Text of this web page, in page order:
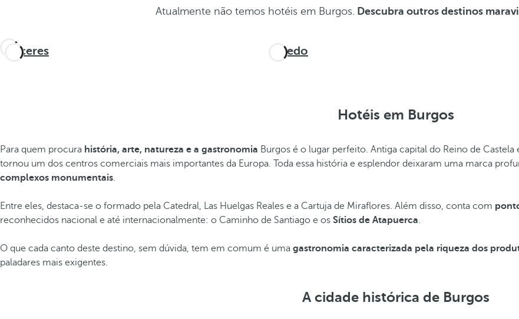
Atualmente não temos hotéis em Burgos. Descubra outros destinos
Cáceres Oviedo
Hotéis em Burgos
Para quem procura história, arte, natureza e a gastronomia Burgos é o lugar perfeito. Antiga capital do Reino de
tornou um dos centros comerciais mais importantes da Europa. Toda essa história e esplendor deixaram uma marca
complexos monumentais.
Entre eles, destaca-se o formado pela Catedral, Las Huelgas Reales e a Cartuja de Miraflores. Além disso, conta com
reconhecidos nacional e até internacionalmente: o Caminho de Santiago e os Sítios de Atapuerca.
O que cada canto deste destino, sem dúvida, tem em comum é uma gastronomia caracterizada pela riqueza dos
paladares mais exigentes.
A cidade histórica de Burgos